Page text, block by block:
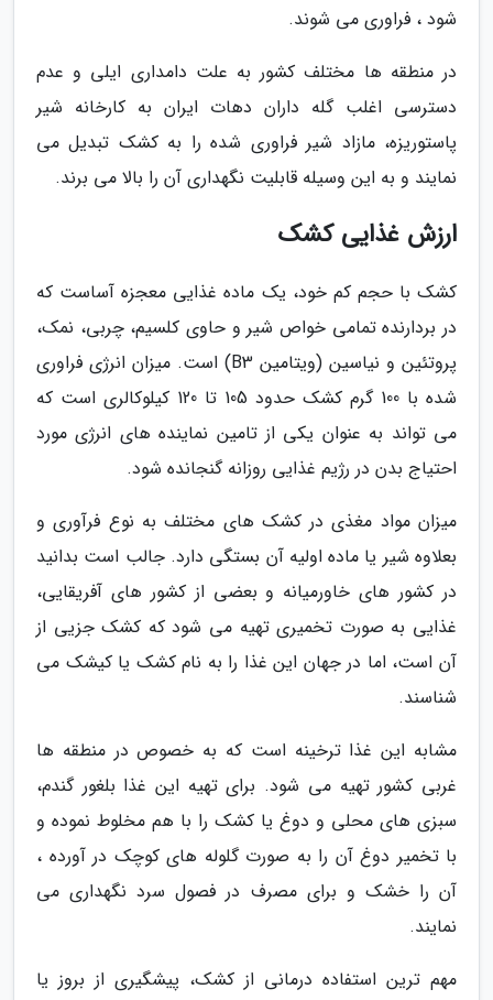
شود ، فراوری می شوند.
در منطقه ها مختلف کشور به علت دامداری ایلی و عدم
دسترسی اغلب گله داران دهات ایران به کارخانه شیر
پاستوریزه، مازاد شیر فراوری شده را به کشک تبدیل می
نمایند و به این وسیله قابلیت نگهداری آن را بالا می برند.
ارزش غذایی کشک
کشک با حجم کم خود، یک ماده غذایی معجزه آساست که
در بردارنده تمامی خواص شیر و حاوی کلسیم، چربی، نمک،
پروتئین و نیاسین (ویتامین B3) است. میزان انرژی فراوری
شده با 100 گرم کشک حدود 105 تا 120 کیلوکالری است که
می تواند به عنوان یکی از تامین نماینده های انرژی مورد
احتیاج بدن در رژیم غذایی روزانه گنجانده شود.
میزان مواد مغذی در کشک های مختلف به نوع فرآوری و
بعلاوه شیر یا ماده اولیه آن بستگی دارد. جالب است بدانید
در کشور های خاورمیانه و بعضی از کشور های آفریقایی،
غذایی به صورت تخمیری تهیه می شود که کشک جزیی از
آن است، اما در جهان این غذا را به نام کشک یا کیشک می
شناسند.
مشابه این غذا ترخینه است که به خصوص در منطقه ها
غربی کشور تهیه می شود. برای تهیه این غذا بلغور گندم،
سبزی های محلی و دوغ یا کشک را با هم مخلوط نموده و
با تخمیر دوغ آن را به صورت گلوله های کوچک در آورده ،
آن را خشک و برای مصرف در فصول سرد نگهداری می
نمایند.
مهم ترین استفاده درمانی از کشک، پیشگیری از بروز یا